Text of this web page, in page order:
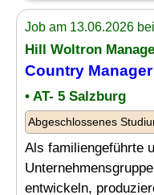
Job am 13.06.2026
Hill Woltron
Country Manager
• AT- 5 Salzburg
Abgeschlossenes
Als familiengeführte
entwickeln,